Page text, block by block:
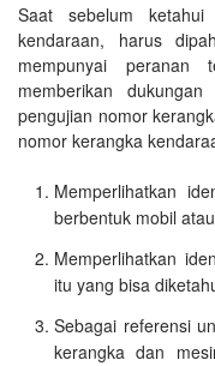
Saat sebelum
kendaraan, harus
mempunyai
memberikan
pengujian nomor
nomor kerangka
Memperlihatkan
berbentuk mobil
Memperlihatkan
itu yang bisa
Sebagai referensi
kerangka dan